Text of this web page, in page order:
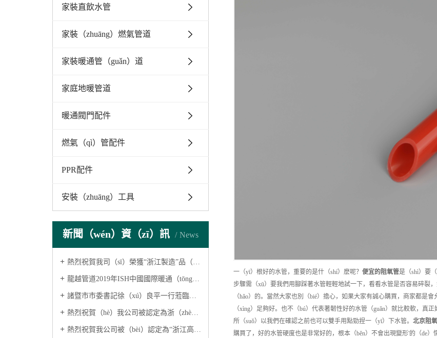
家裝直飲水管
家裝（zhuāng）燃氣管道
家裝暖通管（guǎn）道
家庭地暖管道
暖通閥門配件
燃氣（qì）管配件
PPR配件
安裝（zhuāng）工具
新聞（wén）資（zī）訊 News
熱烈祝賀我司（sī）榮獲“浙江製造”品（pǐn）牌企業
龍越管道2019年ISH中國國際暖通（tōng）展圓滿落幕(鋁塑PPR管)
諸暨市市委書記徐（xú）良平一行蒞臨我公司參觀指導(鋁塑複（fù）合管)
熱烈祝賀（hè）我公司被認定為浙（zhè）江省A級“守合同重（chóng）信用（yòng）”企業(鋁塑複合管)
熱烈祝賀我公司被（bèi）認定為“浙江高新技術（shù）企業
一（yī）根好的水管，重要的是什（shí）麽呢？ 便宜的阻氧管是（shì）要
步驟需（xū）要我們用腳踩著水管輕輕地試一下，看看水管是否容易碎裂
（hǎo）的。當然大家也別（bié）擔心，如果大家有誠心購買，商家都是
（xìng）足夠好。也不（bú）代表著韌性好的水管（guǎn）就比較軟，真
所（suǒ）以我們在確認之前也可以雙手用點勁捏一（yī）下水管。 北京阻
購買了，好的水管硬度也是非常好的，根本（běn）不會出現變形'的（de）